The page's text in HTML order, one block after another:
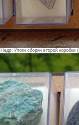
Итоги сборки второй